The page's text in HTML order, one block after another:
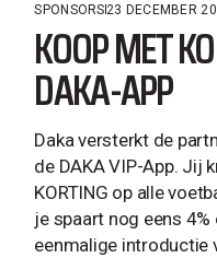
SPONSORS23 DECEMBER
KOOP MET
DAKA-APP
Daka versterkt de
de DAKA VIP-App. Jij
KORTING op alle
je spaart nog eens
eenmalige introductie